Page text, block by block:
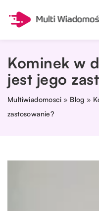
Kominek w
jest jego
Multiwiadomosci » Blog »
zastosowanie?